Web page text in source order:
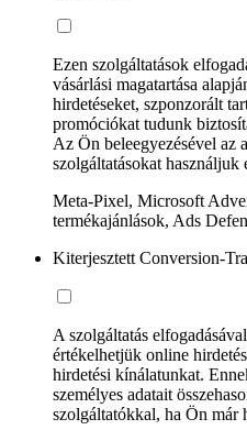
Ezen szolgáltatások
vásárlási magatartása
hirdetéseket, szponzorált
promóciókat tudunk
Az Ön beleegyezésével az
szolgáltatásokat használjuk
Meta-Pixel, Microsoft
termékajánlások, Ads
Kiterjesztett Conversion-
A szolgáltatás
értékelhetjük online
hirdetési kínálatunkat.
személyes adatait
szolgáltatókkal, ha Ön már